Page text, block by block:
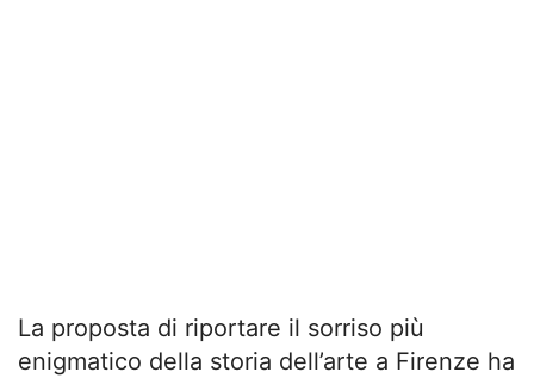
La proposta di riportare il sorriso più
enigmatico della storia dell’arte a Firenze ha